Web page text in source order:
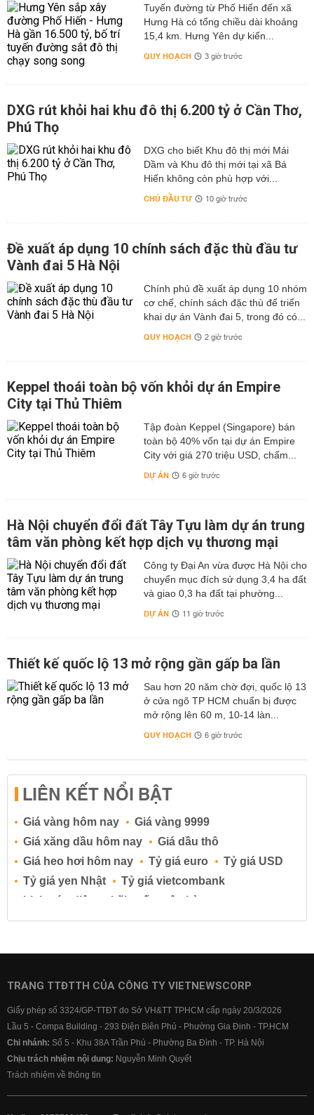
Tuyến đường từ Phố Hiến đến xã
Hưng Hà có tổng chiều dài khoảng
15,4 km. Hưng Yên dự kiến...
QUY HOẠCH 3 giờ trước
DXG rút khỏi hai khu đô thị 6.200 tỷ ở Cần Thơ,
Phú Thọ
DXG cho biết Khu đô thị mới Mái
Dầm và Khu đô thị mới tại xã Bá
Hiến không còn phù hợp với...
CHỦ ĐẦU TƯ 10 giờ trước
Đề xuất áp dụng 10 chính sách đặc thù đầu tư
Vành đai 5 Hà Nội
Chính phủ đề xuất áp dụng 10 nhóm
cơ chế, chính sách đặc thù để triển
khai dự án Vành đai 5, trong đó có...
QUY HOẠCH 2 giờ trước
Keppel thoái toàn bộ vốn khỏi dự án Empire
City tại Thủ Thiêm
Tập đoàn Keppel (Singapore) bán
toàn bộ 40% vốn tại dự án Empire
City với giá 270 triệu USD, chấm...
DỰ ÁN 6 giờ trước
Hà Nội chuyển đổi đất Tây Tựu làm dự án trung
tâm văn phòng kết hợp dịch vụ thương mại
Công ty Đại An vừa được Hà Nội cho
chuyển mục đích sử dụng 3,4 ha đất
và giao 0,3 ha đất tại phường...
DỰ ÁN 11 giờ trước
Thiết kế quốc lộ 13 mở rộng gần gấp ba lần
Sau hơn 20 năm chờ đợi, quốc lộ 13
ở cửa ngõ TP HCM chuẩn bị được
mở rộng lên 60 m, 10-14 làn...
QUY HOẠCH 6 giờ trước
LIÊN KẾT NỔI BẬT
Giá vàng hôm nay
Giá vàng 9999
Giá xăng dầu hôm nay
Giá dầu thô
Giá heo hơi hôm nay
Tỷ giá euro
Tỷ giá USD
Tỷ giá yen Nhật
Tỷ giá vietcombank
Lịch cúp điện
Lãi suất ngân hàng
Lãi suất tiết kiệm
Lãi suất tiền gửi
Lãi suất ngân hàng BIDV
Lãi suất ngân hàng Vietcombank
TRANG TTĐTTH CỦA CÔNG TY VIETNEWSCORP
Giấy phép số 3324/GP-TTĐT do Sở VH&TT TPHCM cấp ngày 20/3/2026
Lầu 5 - Compa Building - 293 Điện Biên Phủ - Phường Gia Định - TP.HCM
Chi nhánh: Số 5 - Khu 38A Trần Phú - Phường Ba Đình - TP. Hà Nội
Chịu trách nhiệm nội dung: Nguyễn Minh Quyết
Trách nhiệm về thông tin